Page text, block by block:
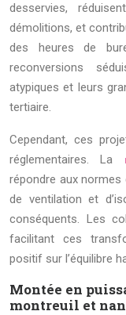
desservies,
démolitions, et
des heures de
reconversions
atypiques et leurs
tertiaire.
Cependant, ces
réglementaires. La
répondre aux normes
de ventilation et
conséquents. Les
facilitant ces
positif sur l’équilibre
Montée en
montreuil et